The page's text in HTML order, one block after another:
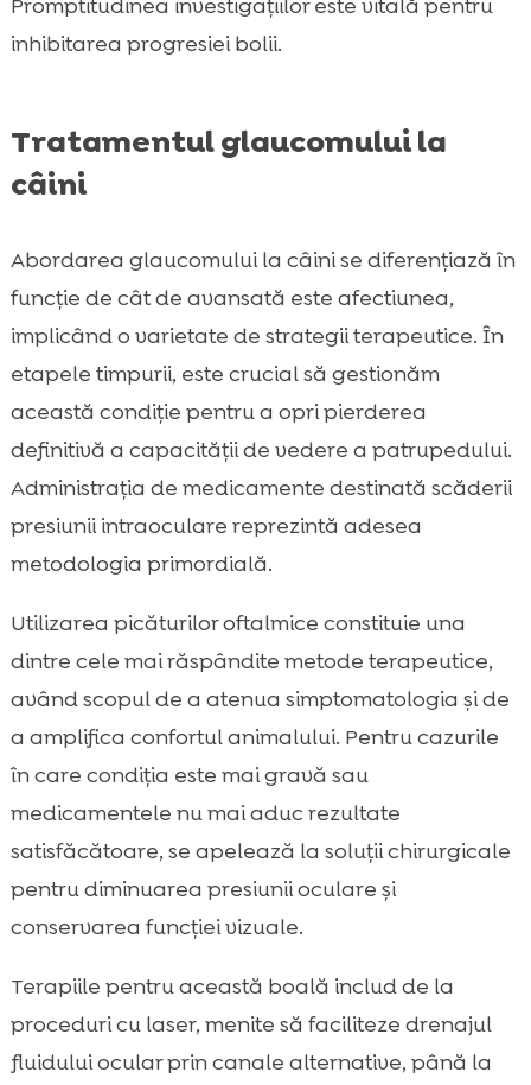
Promptitudinea investigațiilor este vitală pentru
inhibitarea progresiei bolii.
Tratamentul glaucomului la
câini
Abordarea glaucomului la câini se diferențiază în
funcție de cât de avansată este afectiunea,
implicând o varietate de strategii terapeutice. În
etapele timpurii, este crucial să gestionăm
această condiție pentru a opri pierderea
definitivă a capacității de vedere a patrupedului.
Administrația de medicamente destinată scăderii
presiunii intraoculare reprezintă adesea
metodologia primordială.
Utilizarea picăturilor oftalmice constituie una
dintre cele mai răspândite metode terapeutice,
având scopul de a atenua simptomatologia și de
a amplifica confortul animalului. Pentru cazurile
în care condiția este mai gravă sau
medicamentele nu mai aduc rezultate
satisfăcătoare, se apelează la soluții chirurgicale
pentru diminuarea presiunii oculare și
conservarea funcției vizuale.
Terapiile pentru această boală includ de la
proceduri cu laser, menite să faciliteze drenajul
fluidului ocular prin canale alternative, până la